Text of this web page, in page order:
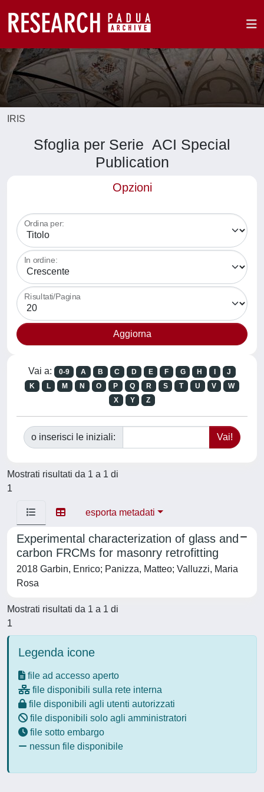
IRIS
Sfoglia per Serie ACI Special
Publication
Opzioni
Ordina per:
In ordine:
Risultati/Pagina
Vai a: 0-9 A B C D E F G H
J
K
L M N O P Q R S T U V
W
X
Y Z
o inserisci le iniziali:
Mostrati risultati da 1 a 1 di
1
esporta metadati
Experimental characterization of glass and
carbon FRCMs for masonry retrofitting
2018 Garbin, Enrico; Panizza, Matteo; Valluzzi, Maria
Rosa
Mostrati risultati da 1 a 1 di
1
Legenda icone
file ad accesso aperto
file disponibili sulla rete interna
file disponibili agli utenti autorizzati
file disponibili solo agli amministratori
file sotto embargo
nessun file disponibile